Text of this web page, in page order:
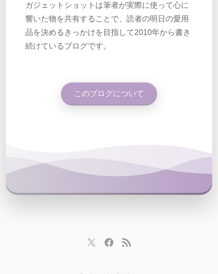
ガジェットショットは筆者が実際に使って心に
響いた物を共有することで、読者の明日の愛用
品を決めるきっかけを目指して2010年から書き
続けているブログです。
このブログについて